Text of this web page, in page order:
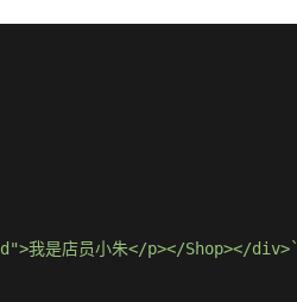
我是店员小朱</p></Shop></div>`